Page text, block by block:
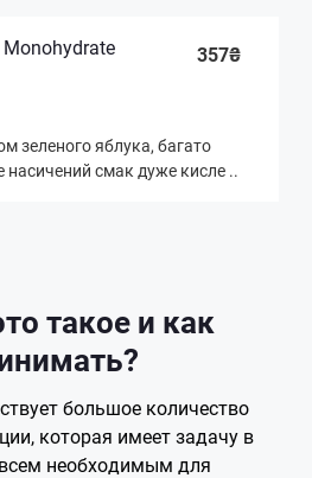
Monohydrate 357₴
зеленого яблука, багато
смак дуже кисле ..
такое и как
большое количество
которая имеет задачу в
необходимым для